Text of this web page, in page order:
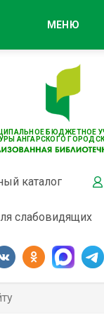
БЮДЖЕТНОЕ
АНГАРСКОГО
каталог
слабовидящих
МЕНЮ